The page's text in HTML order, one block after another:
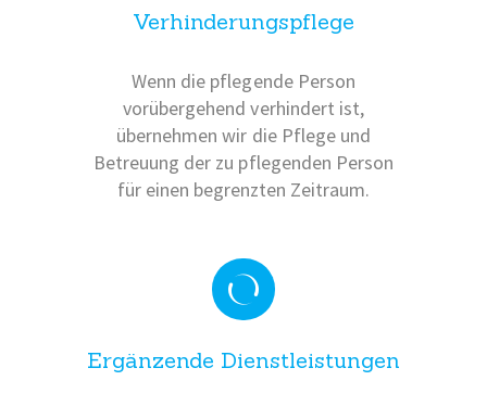
Verhinderungspflege
Wenn die pflegende Person
vorübergehend verhindert ist,
übernehmen wir die Pflege und
Betreuung der zu pflegenden Person
für einen begrenzten Zeitraum.
Ergänzende Dienstleistungen